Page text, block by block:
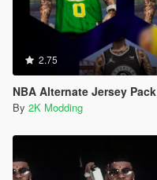
2.75
NBA Alternate Jersey Pack
By 2K Modding